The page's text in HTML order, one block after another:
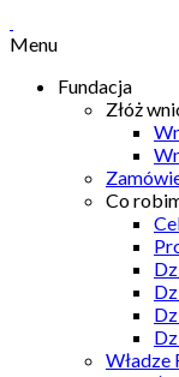
Menu
Fundacja
Złóż
Co
Władze